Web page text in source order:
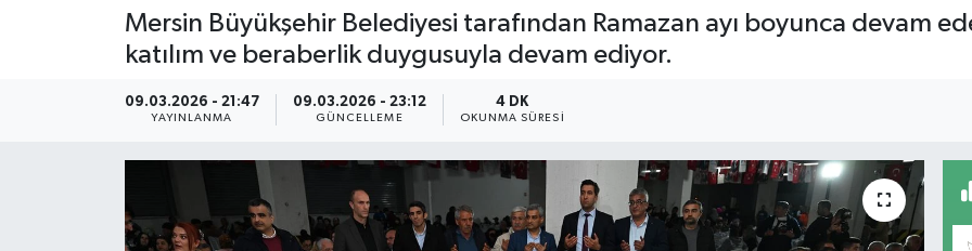
Mersin Büyükşehir Belediyesi tarafından Ramazan ayı boyunca devam
katılım ve beraberlik duygusuyla devam ediyor.
09.03.2026 - 21:47
YAYINLANMA
09.03.2026 - 23:12
GÜNCELLEME
4 DK
OKUNMA SÜRESI